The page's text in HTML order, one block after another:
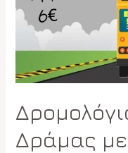
Δράμας